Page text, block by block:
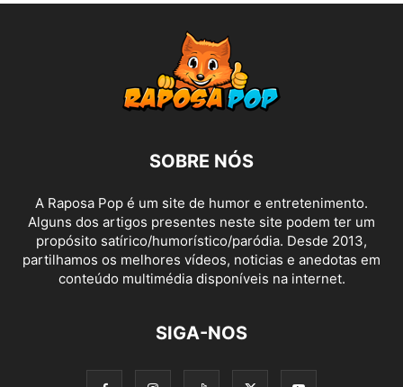
SOBRE NÓS
A Raposa Pop é um site de humor e entretenimento.
Alguns dos artigos presentes neste site podem ter um
propósito satírico/humorístico/paródia. Desde 2013,
partilhamos os melhores vídeos, noticias e anedotas em
conteúdo multimédia disponíveis na internet.
SIGA-NOS